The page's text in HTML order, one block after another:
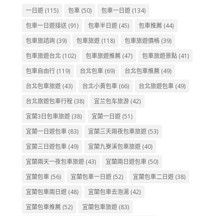
一日遊(115) 包車(50) 包車一日遊(134)
包車一日遊接送(91) 包車半日遊(45) 包車推薦(44)
包車旅諮詢(39) 包車旅遊(118) 包車旅遊價格(39)
包車旅遊台北 (102) 包車旅遊推薦(47) 包車旅遊景點(41)
包車自由行(119) 台北包車(69) 台北包車推薦(49)
台北包車旅遊(43) 台北小黃包車(66) 台北旅遊包車(49)
台北旅遊包車行程(38) 宜兰包车旅游(42)
宜蘭3日包車旅遊(38) 宜蘭一日遊(51)
宜蘭一日遊包車(83) 宜蘭三天兩夜包車旅遊(53)
宜蘭三日遊包車(49) 宜蘭九寮溪包車旅遊(40)
宜蘭兩天一夜包車旅遊(43) 宜蘭兩日遊包車(50)
宜蘭包車(56) 宜蘭包車一日遊(52) 宜蘭包車二日遊(38)
宜蘭包車兩日遊(48) 宜蘭包車去泡湯(42)
宜蘭包車推薦(52) 宜蘭包車旅遊(83)